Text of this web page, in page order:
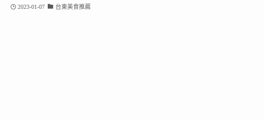
2023-01-07 台東美食推薦